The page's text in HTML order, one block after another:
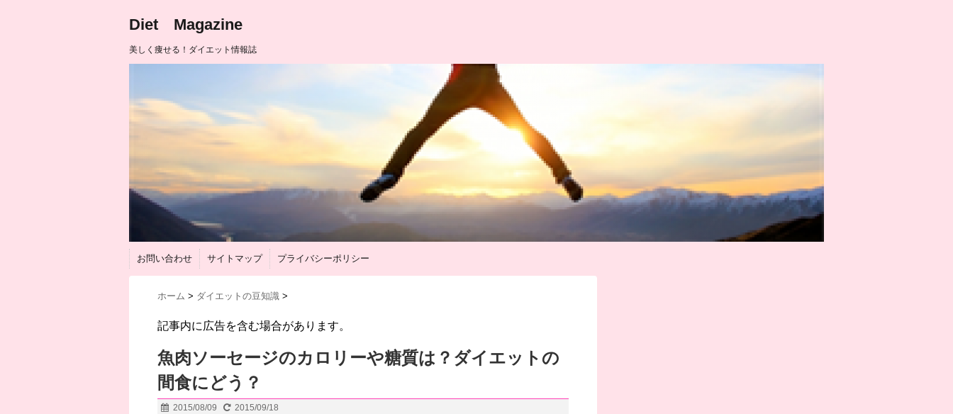
Diet Magazine
美しく痩せる！ダイエット情報誌
お問い合わせ サイトマップ プライバシーポリシー
ホーム > ダイエットの豆知識 >
記事内に広告を含む場合があります。
魚肉ソーセージのカロリーや糖質は？ダイエットの
間食にどう？
2015/08/09 2015/09/18